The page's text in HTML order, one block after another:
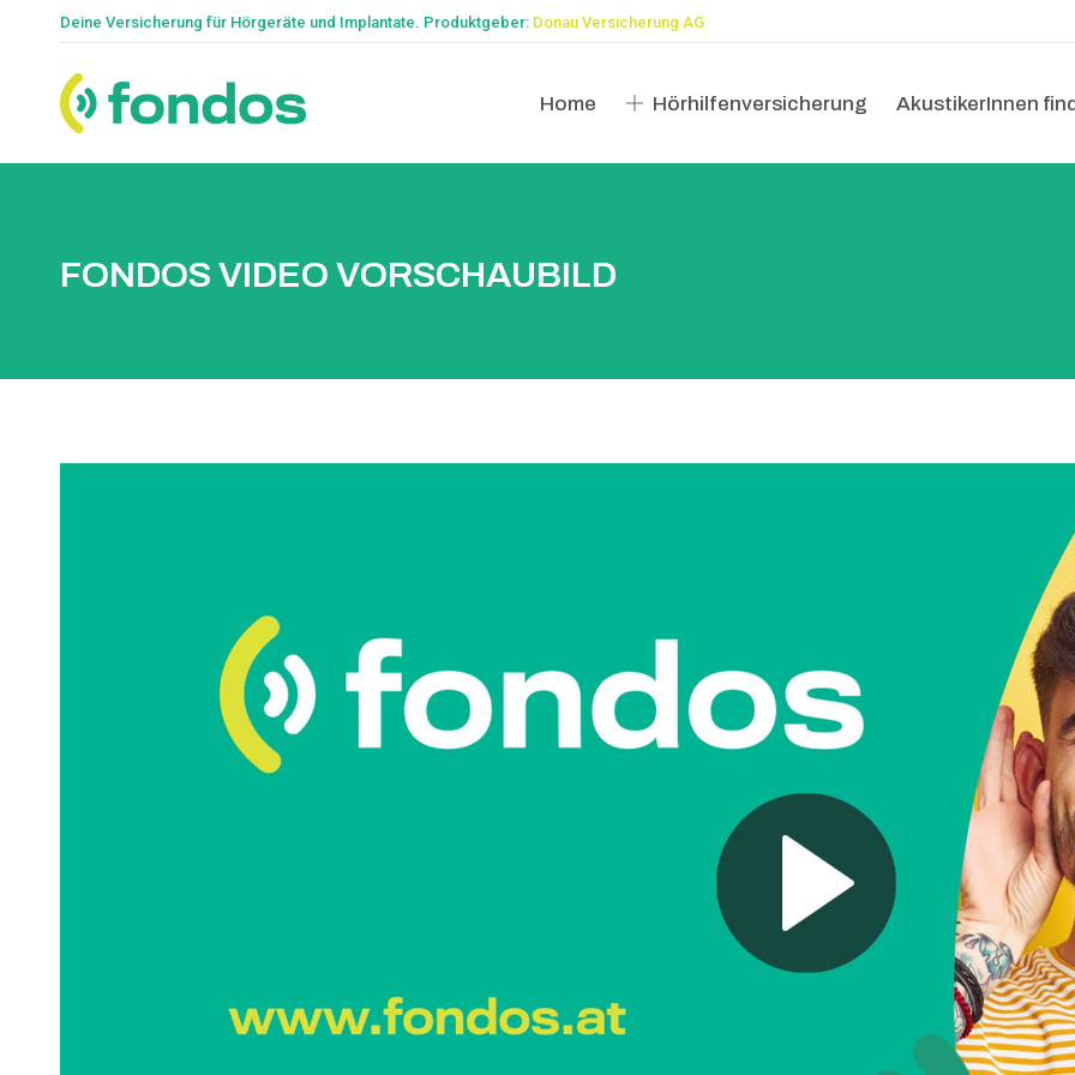
Deine Versicherung für Hörgeräte und Implantate. Produktgeber: Donau Versicherung AG
Home Hörhilfenversicherung AkustikerInnen
FONDOS VIDEO VORSCHAUBILD
Home Hörhilfenversicherung AkustikerInnen